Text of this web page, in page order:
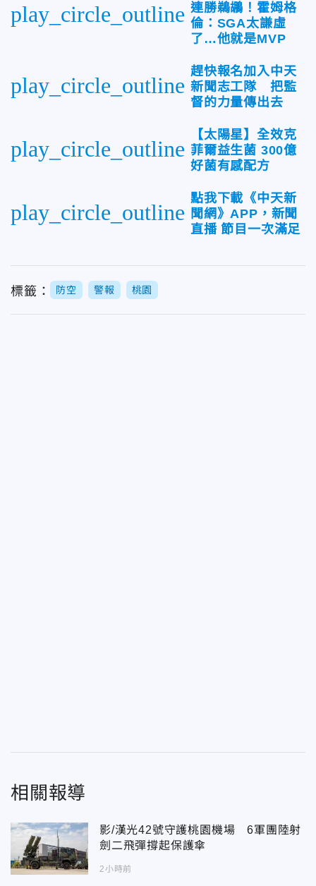
play_circle_outline 連勝鵜鶘！霍姆格
倫：SGA太謙虛
了…他就是MVP
play_circle_outline
趕快報名加入中天
新聞志工隊 把監
督的力量傳出去
play_circle_outline
【太陽星】全效克
菲爾益生菌 300億
好菌有感配方
play_circle_outline
點我下載《中天新
聞網》APP，新聞
直播 節目一次滿足
標籤： 防空 警報 桃園
相關報導
影/漢光42號守護桃園機場 6軍團陸射
劍二飛彈撐起保護傘
2小時前